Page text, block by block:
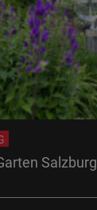
Salzburg